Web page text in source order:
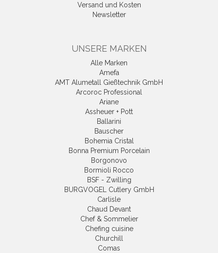
Versand und Kosten
Newsletter
UNSERE MARKEN
Alle Marken
Amefa
AMT Alumetall Gießtechnik GmbH
Arcoroc Professional
Ariane
Assheuer + Pott
Ballarini
Bauscher
Bohemia Cristal
Bonna Premium Porcelain
Borgonovo
Bormioli Rocco
BSF - Zwilling
BURGVOGEL Cutlery GmbH
Carlisle
Chaud Devant
Chef & Sommelier
Chefing cuisine
Churchill
Comas